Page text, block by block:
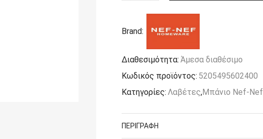
(Σετ)
Nef-
Nef
Borra
Lilac
ποσότητα
Brand:
Διαθεσιμότητα: Άμεσα διαθέσιμο
Κωδικός προϊόντος: 5205495602400
Κατηγορίες: Λαβέτες,Μπάνιο Nef-Nef
ΠΕΡΙΓΡΑΦΉ